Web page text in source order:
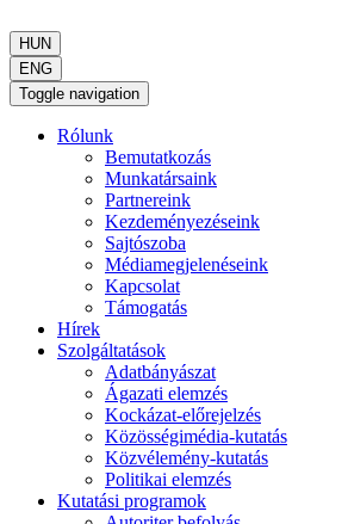
HUN
ENG
Toggle navigation
Rólunk
Bemutatkozás
Munkatársaink
Partnereink
Kezdeményezéseink
Sajtószoba
Médiamegjelenéseink
Kapcsolat
Támogatás
Hírek
Szolgáltatások
Adatbányászat
Ágazati elemzés
Kockázat-előrejelzés
Közösségimédia-kutatás
Közvélemény-kutatás
Politikai elemzés
Kutatási programok